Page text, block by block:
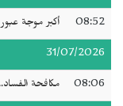
08:52 أكبر موجة عبور
31/07/2026
08:06 مكافحة